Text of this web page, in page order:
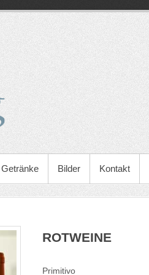
Getränke Bilder Kontakt
ROTWEINE
Primitivo